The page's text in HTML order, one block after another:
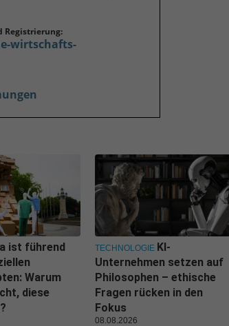
Registrierung:
wirtschafts-
ist führend
Warum
diese
TECHNOLOGIE KI-
Unternehmen setzen auf
Philosophen – ethische
Fragen rücken in den
Fokus
08.08.2026